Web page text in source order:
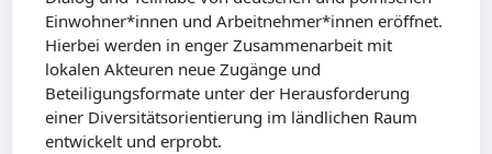
Einwohner*innen und Arbeitnehmer*innen eröffnet.
Hierbei werden in enger Zusammenarbeit mit
lokalen Akteuren neue Zugänge und
Beteiligungsformate unter der Herausforderung
einer Diversitätsorientierung im ländlichen Raum
entwickelt und erprobt.